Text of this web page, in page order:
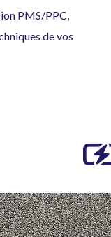
PMS/PPC,
de vos